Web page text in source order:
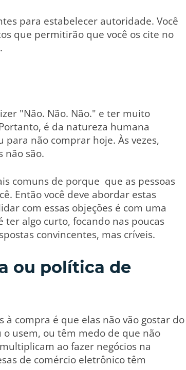
para estabelecer autoridade. Você
que permitirão que você os cite no
"Não. Não. Não." e ter muito
é da natureza humana
não comprar hoje. Às vezes,
não são.
comuns de porque que as pessoas
Então você deve abordar estas
com essas objeções é com uma
ter algo curto, focando nas poucas
convincentes, mas críveis.
ou política de
à compra é que elas não vão gostar do
usem, ou têm medo de que não
ao fazer negócios na
de comércio eletrônico têm